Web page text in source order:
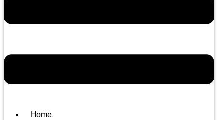
Home